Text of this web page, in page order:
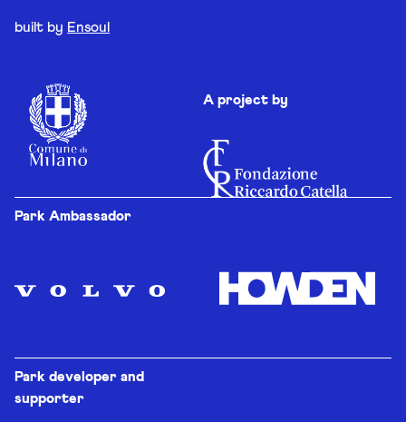
built by Ensoul
A project by
Park Ambassador
Park developer and
supporter